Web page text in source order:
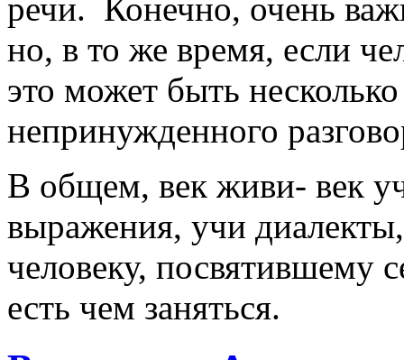
речи. Конечно, очень
но, в то же время, если
это может быть
непринужденного
В общем, век живи- век
выражения, учи
человеку, посвятившему
есть чем заняться.